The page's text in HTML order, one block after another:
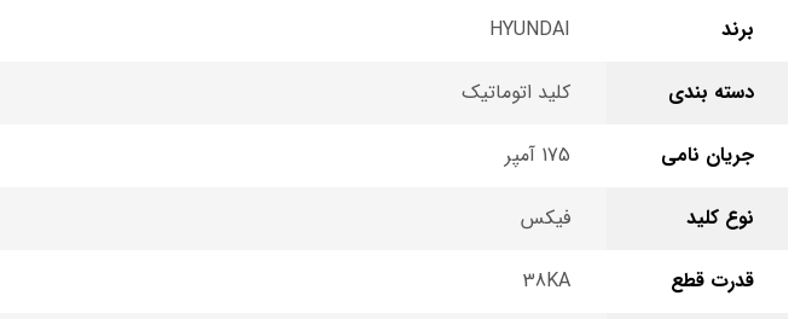
برند
HYUNDAI
دسته بندی کلید اتوماتیک
جریان نامی 175 آمپر
نوع کلید فیکس
قدرت قطع 38KA